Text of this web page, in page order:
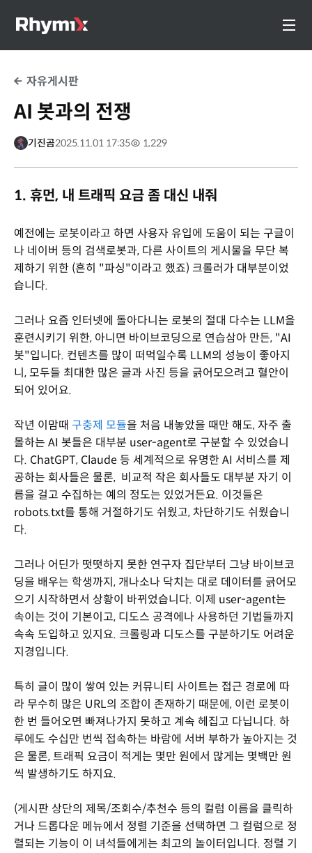
자유게시판
AI 봇과의 전쟁
기진곰2025.11.01 17:35 1,229
1. 휴먼, 내 트래픽 요금 좀 대신 내줘
예전에는 로봇이라고 하면 사용자 유입에 도움이 되는 구글이
나 네이버 등의 검색로봇과, 다른 사이트의 게시물을 무단 복
제하기 위한 (흔히 "파싱"이라고 했죠) 크롤러가 대부분이었
습니다.
그러나 요즘 인터넷에 돌아다니는 로봇의 절대 다수는 LLM을
훈련시키기 위한, 아니면 바이브코딩으로 연습삼아 만든, "AI
봇"입니다. 컨텐츠를 많이 떠먹일수록 LLM의 성능이 좋아지
니, 모두들 최대한 많은 글과 사진 등을 긁어모으려고 혈안이
되어 있어요.
작년 이맘때 구충제 모듈을 처음 내놓았을 때만 해도, 자주 출
몰하는 AI 봇들은 대부분 user-agent로 구분할 수 있었습니
다. ChatGPT, Claude 등 세계적으로 유명한 AI 서비스를 제
공하는 회사들은 물론, 비교적 작은 회사들도 대부분 자기 이
름을 걸고 수집하는 예의 정도는 있었거든요. 이것들은
robots.txt를 통해 거절하기도 쉬웠고, 차단하기도 쉬웠습니
다.
그러나 어딘가 떳떳하지 못한 연구자 집단부터 그냥 바이브코
딩을 배우는 학생까지, 개나소나 닥치는 대로 데이터를 긁어모
으기 시작하면서 상황이 바뀌었습니다. 이제 user-agent는
속이는 것이 기본이고, 디도스 공격에나 사용하던 기법들까지
속속 도입하고 있지요. 크롤링과 디도스를 구분하기도 어려운
지경입니다.
특히 글이 많이 쌓여 있는 커뮤니티 사이트는 접근 경로에 따
라 무수히 많은 URL의 조합이 존재하기 때문에, 이런 로봇이
한 번 들어오면 빠져나가지 못하고 계속 헤집고 다닙니다. 하
루에도 수십만 번씩 접속하는 바람에 서버 부하가 높아지는 것
은 물론, 트래픽 요금이 적게는 몇만 원에서 많게는 몇백만 원
씩 발생하기도 하지요.
(게시판 상단의 제목/조회수/추천수 등의 컬럼 이름을 클릭하
거나 드롭다운 메뉴에서 정렬 기준을 선택하면 그 컬럼으로 정
렬되는 기능이 이 녀석들에게는 최고의 놀이터입니다. 정렬 기